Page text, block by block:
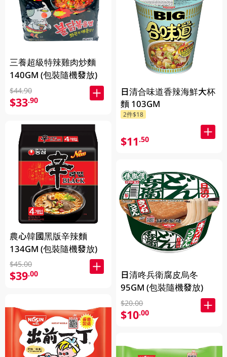
三養超級特辣雞肉炒麵
140GM (包裝隨機發放)
$44.90
$33.90
農心韓國黑版辛辣麵
134GM (包裝隨機發放)
$45.00
$39.00
日清合味道香辣海鮮大杯
麵 103GM
2件$18
$11.50
日清咚兵衛腐皮烏冬
95GM (包裝隨機發放)
$20.00
$10.00